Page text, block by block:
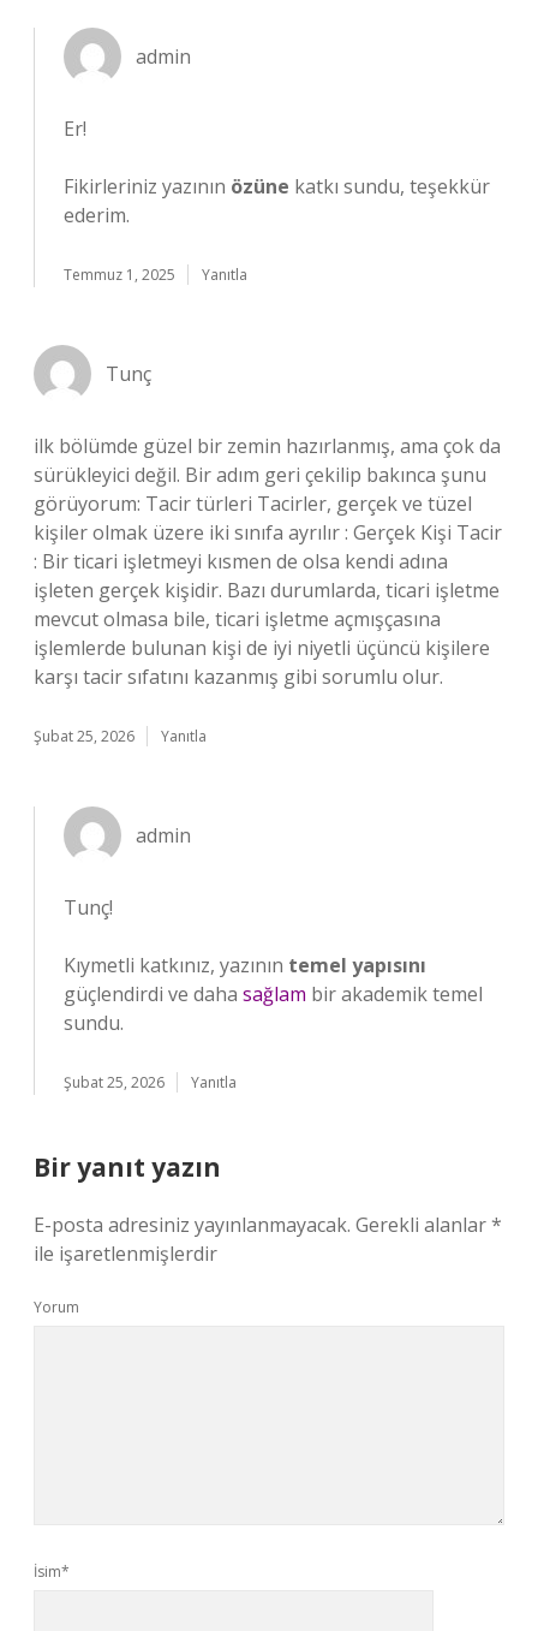
admin
Er!
Fikirleriniz yazının özüne katkı sundu, teşekkür
ederim.
Temmuz 1, 2025 Yanıtla
Tunç
ilk bölümde güzel bir zemin hazırlanmış, ama çok da
sürükleyici değil. Bir adım geri çekilip bakınca şunu
görüyorum: Tacir türleri Tacirler, gerçek ve tüzel
kişiler olmak üzere iki sınıfa ayrılır : Gerçek Kişi Tacir
: Bir ticari işletmeyi kısmen de olsa kendi adına
işleten gerçek kişidir. Bazı durumlarda, ticari işletme
mevcut olmasa bile, ticari işletme açmışçasına
işlemlerde bulunan kişi de iyi niyetli üçüncü kişilere
karşı tacir sıfatını kazanmış gibi sorumlu olur.
Şubat 25, 2026 Yanıtla
admin
Tunç!
Kıymetli katkınız, yazının temel yapısını
güçlendirdi ve daha sağlam bir akademik temel
sundu.
Şubat 25, 2026 Yanıtla
Bir yanıt yazın
E-posta adresiniz yayınlanmayacak. Gerekli alanlar*
ile işaretlenmişlerdir
Yorum
İsim*